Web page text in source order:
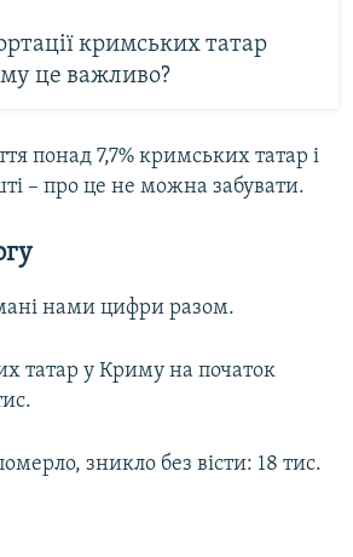
кримських татар
це важливо?
понад 7,7% кримських татар і
– про це не можна забувати.
нами цифри разом.
татар у Криму на початок
зникло без вісти: 18 тис.